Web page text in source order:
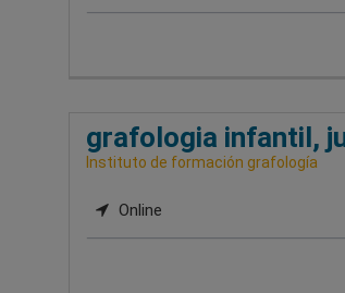
grafologia infantil,
Instituto de formación grafología
Online